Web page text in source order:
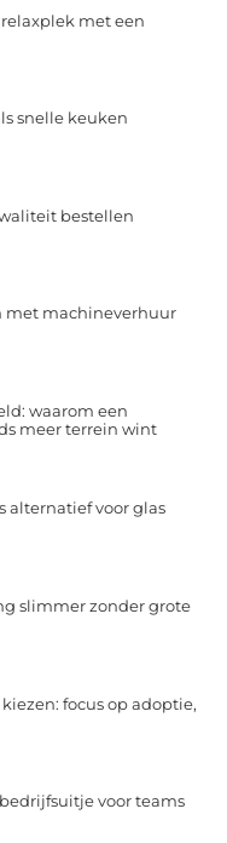
met een
snelle keuken
bestellen
met machineverhuur
waarom een
meer terrein wint
alternatief voor glas
slimmer zonder grote
focus op adoptie,
voor teams